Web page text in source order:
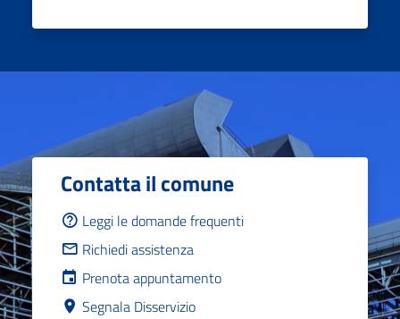
Contatta il comune
Leggi le domande frequenti
Richiedi assistenza
Prenota appuntamento
Segnala Disservizio